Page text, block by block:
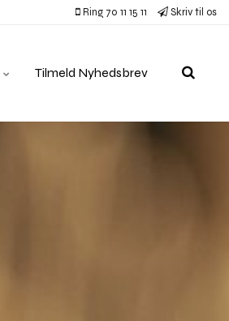
Ring 70 11 15 11 Skriv til os
Tilmeld Nyhedsbrev